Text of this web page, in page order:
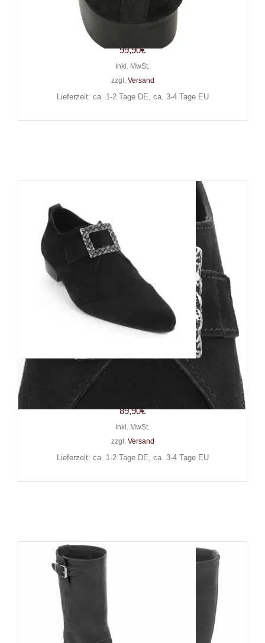
Boots & Braces Winkelpikes
Suede Nestroy
99,90€
Inkl. MwSt.
zzgl. Versand
Lieferzeit: ca. 1-2 Tage DE, ca. 3-4 Tage EU
Boots & Braces Pikes Dark
89,90€
Inkl. MwSt.
zzgl. Versand
Lieferzeit: ca. 1-2 Tage DE, ca. 3-4 Tage EU